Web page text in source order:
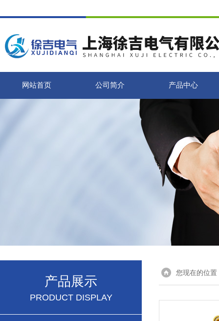
网站首页 公司简介 产品中心
产品展示
PRODUCT DISPLAY
您现在的位置